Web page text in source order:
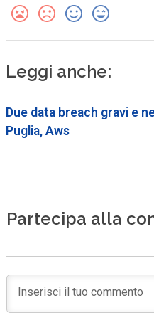
Leggi anche:
Due data breach gravi e
Puglia, Aws
Partecipa alla